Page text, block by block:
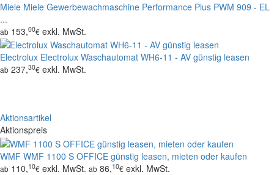
Miele Miele Gewerbewachmaschine Performance Plus PWM 909 - EL
...
ab 153,00€ exkl. MwSt.
Electrolux Electrolux Waschautomat WH6-11 - AV günstig leasen
ab 237,30€ exkl. MwSt.
Aktionsartikel
Aktionspreis
WMF WMF 1100 S OFFICE günstig leasen, mieten oder kaufen
ab 110,10€ exkl. MwSt. ab 86,10€ exkl. MwSt.